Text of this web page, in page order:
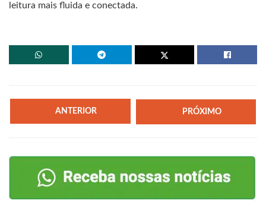
leitura mais fluida e conectada.
ANTERIOR PRÓXIMO